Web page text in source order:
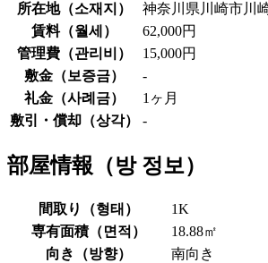
所在地（소재지 ）
神奈川県川崎市川
賃料（월세 ）
62,000円
管理費（관리비 ）
15,000円
敷金（보증금）
-
礼金（사례금）
1ヶ月
敷引・償却（상각） -
部屋情報（방 정보）
間取り（형태 ）
1K
専有面積（면적 ）
18.88㎡
向き（방향）
南向き